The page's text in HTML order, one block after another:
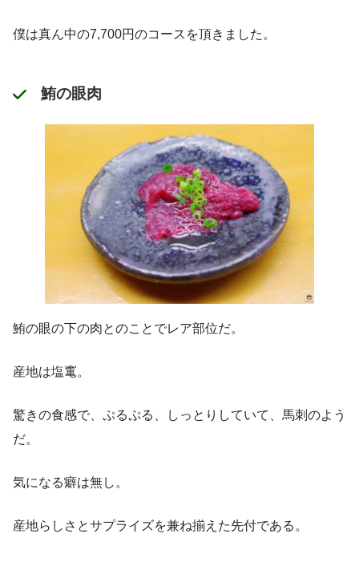
僕は真ん中の7,700円のコースを頂きました。
鮪の眼肉
鮪の眼の下の肉とのことでレア部位だ。
産地は塩竃。
驚きの食感で、ぷるぷる、しっとりしていて、馬刺のよう
だ。
気になる癖は無し。
産地らしさとサプライズを兼ね揃えた先付である。